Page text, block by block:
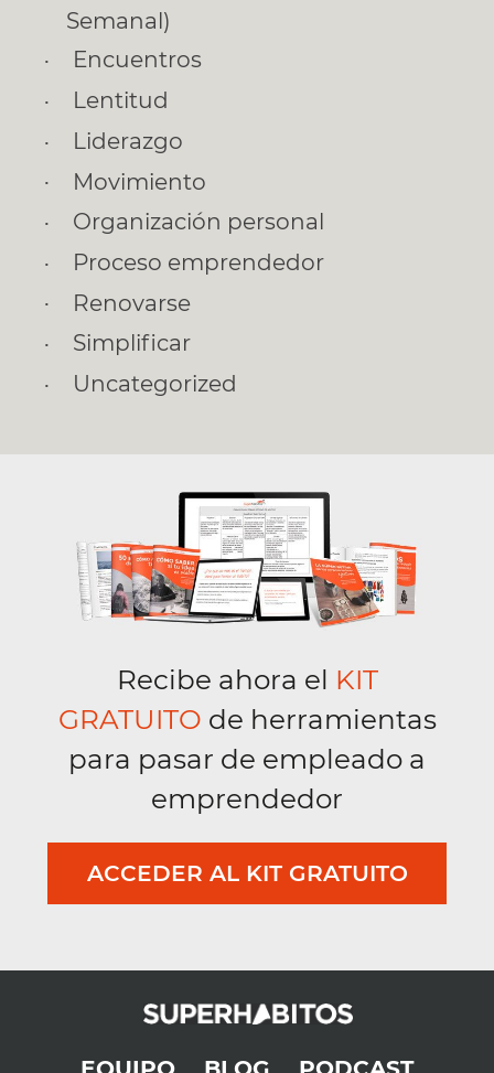
Semanal)
Encuentros
Lentitud
Liderazgo
Movimiento
Organización personal
Proceso emprendedor
Renovarse
Simplificar
Uncategorized
Recibe ahora el KIT
GRATUITO de herramientas
para pasar de empleado a
emprendedor
ACCEDER AL KIT GRATUITO